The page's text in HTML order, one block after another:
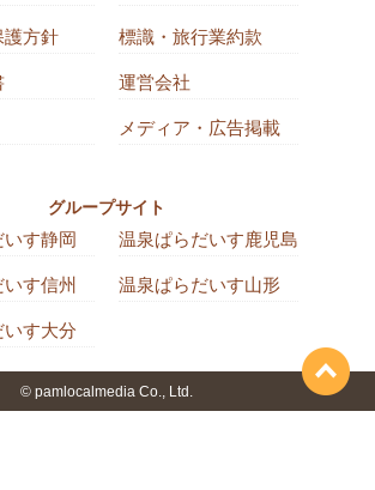
護方針 標識・旅行業約款
運営会社
メディア・広告掲載
グループサイト
す静岡 温泉ぱらだいす鹿児島
す信州 温泉ぱらだいす山形
いす大分
© pamlocalmedia Co., Ltd.